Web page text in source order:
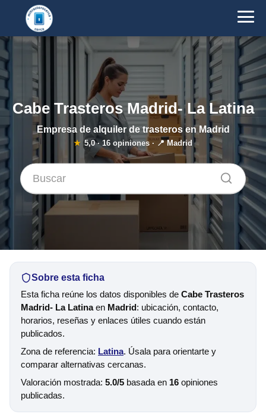
Cabe Trasteros Madrid- La Latina
Empresa de alquiler de trasteros en Madrid
★ 5,0· 16 opiniones · 📍 Madrid
Sobre esta ficha
Esta ficha reúne los datos disponibles de Cabe Trasteros
Madrid- La Latinaen Madrid: ubicación, contacto,
horarios, reseñas y enlaces útiles cuando están
publicados.
Zona de referencia: Latina. Úsala para orientarte y
comparar alternativas cercanas.
Valoración mostrada: 5.0/5 basada en 16 opiniones
publicadas.